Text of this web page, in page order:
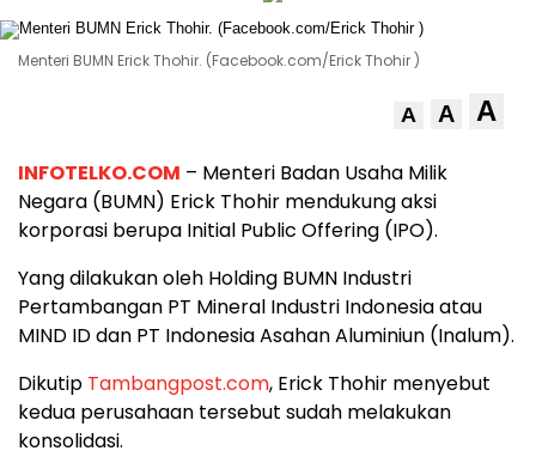
Menteri BUMN Erick Thohir. (Facebook.com/Erick Thohir )
A A A
INFOTELKO.COM – Menteri Badan Usaha Milik
Negara (BUMN) Erick Thohir mendukung aksi
korporasi berupa Initial Public Offering (IPO).
Yang dilakukan oleh Holding BUMN Industri
Pertambangan PT Mineral Industri Indonesia atau
MIND ID dan PT Indonesia Asahan Aluminiun (Inalum).
Dikutip Tambangpost.com, Erick Thohir menyebut
kedua perusahaan tersebut sudah melakukan
konsolidasi.